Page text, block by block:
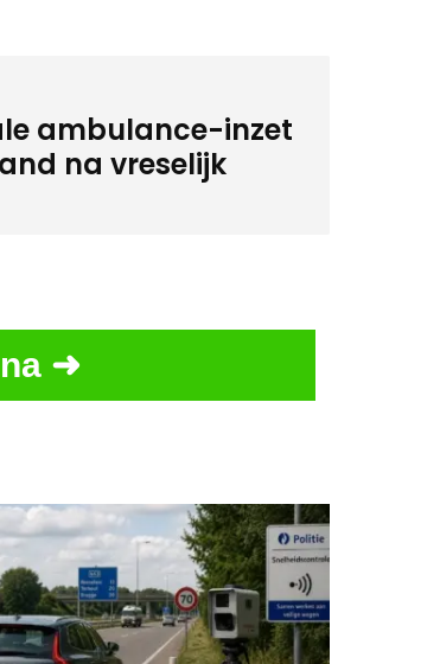
ambulance-inzet
na vreselijk
➜